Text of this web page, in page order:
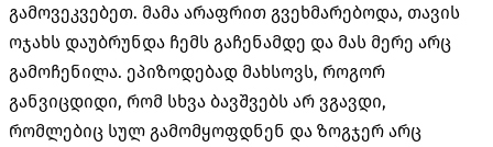
გამოვეკვებეთ. მამა არაფრით გვეხმარებოდა, თავის
ოჯახს დაუბრუნდა ჩემს გაჩენამდე და მას მერე არც
გამოჩენილა. ეპიზოდებად მახსოვს, როგორ
განვიცდიდი, რომ სხვა ბავშვებს არ ვგავდი,
რომლებიც სულ გამომყოფდნენ და ზოგჯერ არც